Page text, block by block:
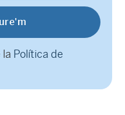
Política de